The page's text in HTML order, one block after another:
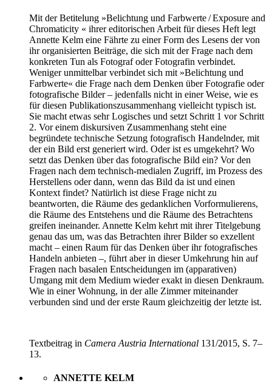
Mit der Betitelung »Belichtung und Farbwerte / Exposure and
Chro­maticity « ihrer editorischen Arbeit für dieses Heft legt
Annette Kelm eine Fährte zu einer Form des Lesens der von
ihr organisierten Beiträge, die sich mit der Frage nach dem
konkreten Tun als Fotograf oder Fotografin verbindet.
Weniger unmittelbar verbindet sich mit »Belichtung und
Farbwerte« die Frage nach dem Denken über Fotografie oder
fotografische Bilder – jedenfalls nicht in einer Weise, wie es
für diesen Publikationszusammenhang vielleicht typisch ist.
Sie macht etwas sehr Logisches und setzt Schritt 1 vor Schritt
2. Vor einem diskursiven Zusammenhang steht eine
begründete technische Setzung fotografisch Handelnder, mit
der ein Bild erst generiert wird. Oder ist es umgekehrt? Wo
setzt das Denken über das fotografische Bild ein? Vor den
Fragen nach dem technisch-medialen Zugriff, im Prozess des
Herstellens oder dann, wenn das Bild da ist und einen
Kontext findet? Natürlich ist diese Frage nicht zu
beantworten, die Räume des gedanklichen Vorformulierens,
die Räume des Entstehens und die Räume des Betrachtens
greifen ineinander. Annette Kelm kehrt mit ihrer Titelgebung
genau das um, was das Betrachten ihrer Bilder so exzellent
macht – einen Raum für das Denken über ihr fotografisches
Handeln anbieten –, führt aber in dieser Umkehrung hin auf
Fragen nach basalen Entscheidungen im (apparativen)
Umgang mit dem Medium wieder exakt in diesen Denkraum.
Wie in einer Wohnung, in der alle Zimmer miteinander
verbunden sind und der erste Raum gleichzeitig der letzte ist.
Textbeitrag in Camera Austria International 131/2015, S. 7–
13.
ANNETTE KELM